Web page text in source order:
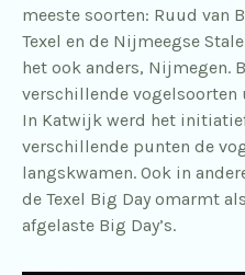
meeste soorten: Ruud van
Texel en de Nijmeegse
het ook anders, Nijmegen.
verschillende vogelsoorten
In Katwijk werd het
verschillende punten de
langskwamen. Ook in
de Texel Big Day omarmt
afgelaste Big Day’s.